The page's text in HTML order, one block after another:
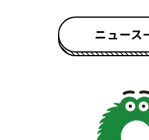
ニュース